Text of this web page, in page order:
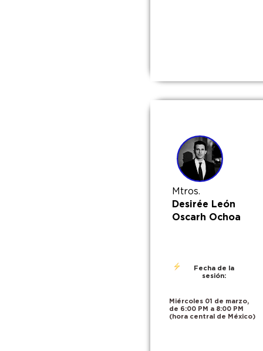
Mtros.
Desirée León
Oscarh Ochoa
Fecha de la
sesión:
Miércoles 01 de marzo,
de 6:00 PM a 8:00 PM
(hora central de México)